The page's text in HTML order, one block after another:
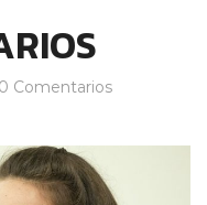
0 Comentarios